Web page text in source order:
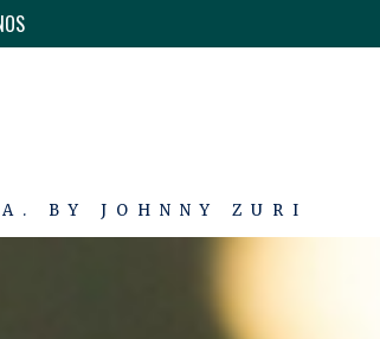
BY JOHNNY ZURI